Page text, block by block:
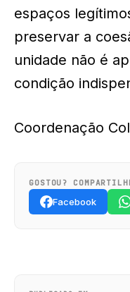
espaços
preservar a
unidade não é
condição
Coordenação
GOSTOU?
Facebook